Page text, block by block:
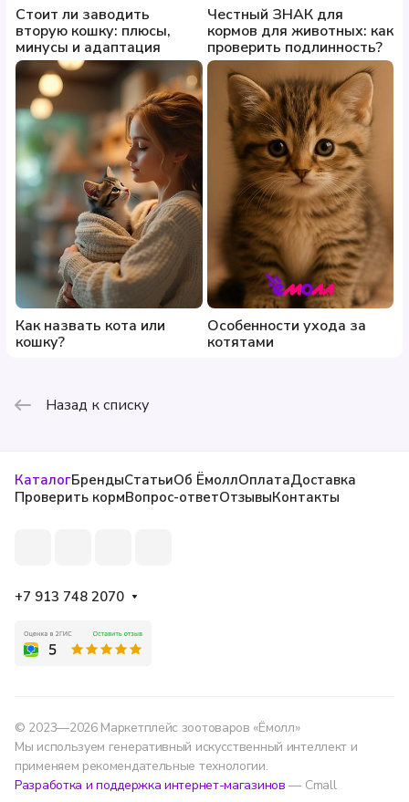
Стоит ли заводить
вторую кошку: плюсы,
минусы и адаптация
Честный ЗНАК для
кормов для животных: как
проверить подлинность?
Как назвать кота или
кошку?
Особенности ухода за
котятами
Назад к списку
КаталогБрендыСтатьиОб ЁмоллОплатаДоставка
Проверить кормВопрос-ответОтзывыКонтакты
+7 913 748 2070
© 2023—2026 Маркетплейс зоотоваров «Ёмолл»
Мы используем генеративный искусственный интеллект и
применяем рекомендательные технологии.
Разработка и поддержка интернет-магазинов — Cmall